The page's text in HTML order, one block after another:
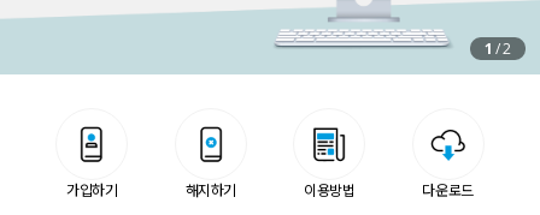
1 /2
가입하기 해지하기 이용방법 다운로드